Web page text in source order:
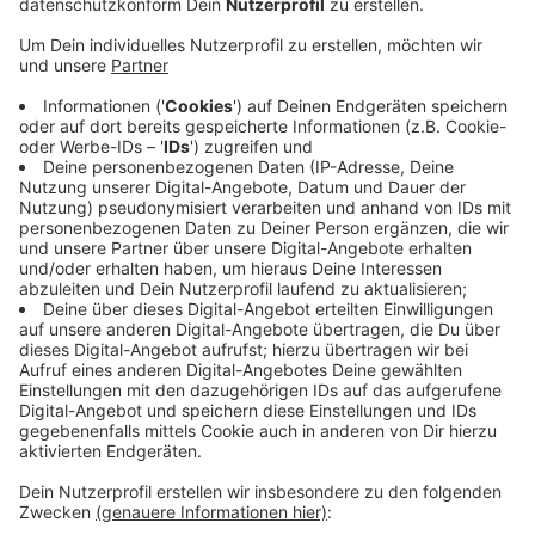
Die App zeigt Angebote von Supermärkten in der Nähe
an und erstellt eine optimale Einkaufsroute. Heute
startet die Abstimmungsphase. Im vergangenen Jahr
hat die Gruppe den zweiten Platz bei dem
Gründerwettbewerb geholt. In diesem Jahr wünschen
sich Johannes und sein Team noch einen Schritt
weiter voranzugehen. Die drei haben die App
weiterenwickelt und sie bietet deutlich mehr Vorteile.
Tester der App sind vollauf zufrieden, sagen die
Entwickler. Die App spare Zeit, Geld und führe zu
einem bewussteren Einkaufen. Den Link zur
Abstimmung gibt esHIER: